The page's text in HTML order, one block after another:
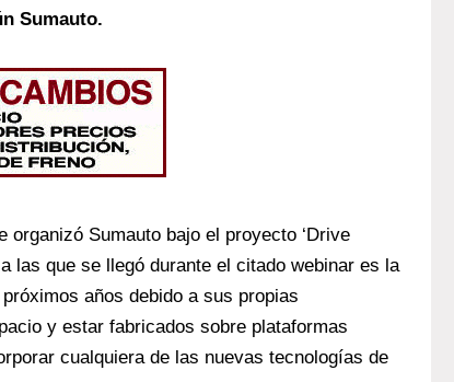
Sumauto.
Sumauto bajo el proyecto ‘Drive
las que se llegó durante el citado webinar es la
años debido a sus propias
y estar fabricados sobre plataformas
cualquiera de las nuevas tecnologías de